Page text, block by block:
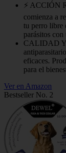
⚡ ACCIÓN
comienza a
tu perro libre
parásitos
CALIDAD
eficaces.
para el
Ver en Amazon
Bestseller No. 2